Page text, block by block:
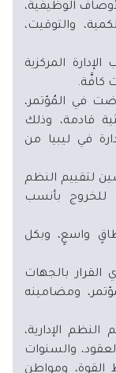
الوظيفية،
والتوقيت،
المركزية
كافَّة.
في المُؤتمر،
قادمة، وذلك
في ليبيا من
لتقييم النظم
للخروج بأنسب
واسعٍ، وبكل
بالجهات
ومضامينه
الإدارية،
والسنوات
القوة، ومواطن